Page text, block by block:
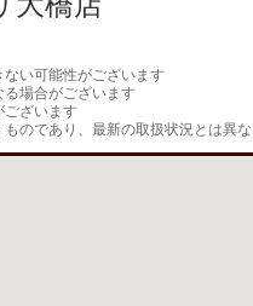
い可能性がございます
場合がございます
ざいます
のであり、最新の取扱状況とは異